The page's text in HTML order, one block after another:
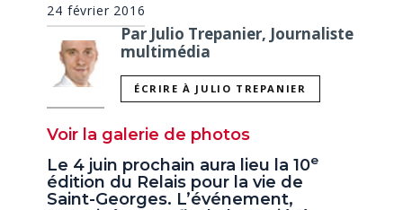
24 février 2016
Par Julio Trepanier, Journaliste
multimédia
ÉCRIRE À JULIO TREPANIER
Voir la galerie de photos
Le 4 juin prochain aura lieu la 10e
édition du Relais pour la vie de
Saint-Georges. L’événement,